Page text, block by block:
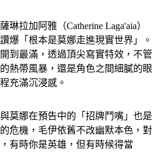
拉加阿雅（Catherine Laga'aia）
爆「根本是莫娜走進現實世界」。
到最滿，透過頂尖寫實特效，不管
熱帶風暴，還是角色之間細膩的眼
充滿沉浸感。
莫娜在預告中的「招牌鬥嘴」也是
危機，毛伊依舊不改幽默本色，對
有時你是英雄，但有時候得當